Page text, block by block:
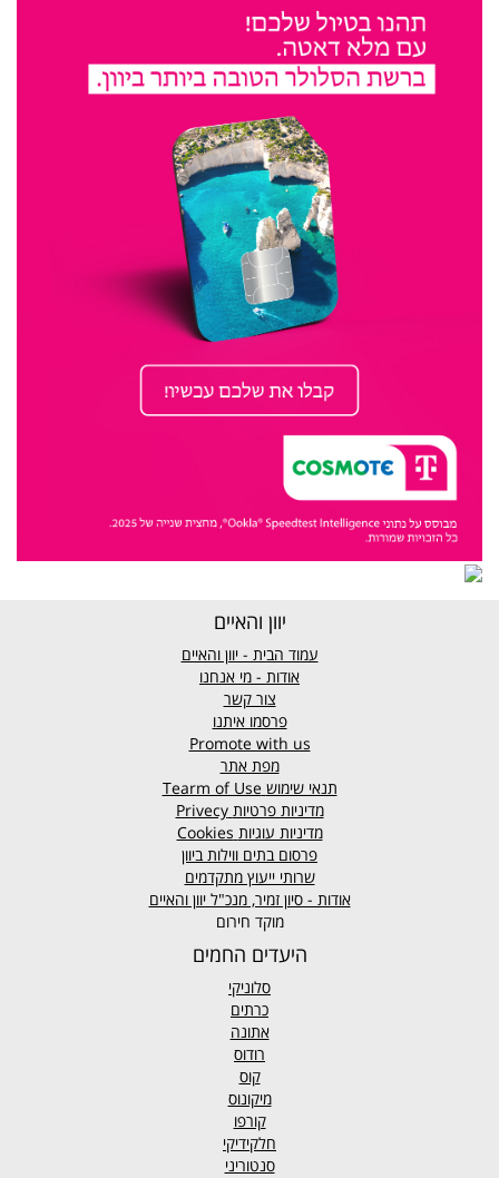
יוון והאיים
עמוד הבית - יוון והאיים
אודות - מי אנחנו
צור קשר
פרסמו איתנו
Promote with us
מפת אתר
תנאי שימוש
מדיניות פרטיות Privecy
מדיניות עוגיות Cookies
פרסום בתים ווילות ביוון
שרותי ייעוץ מתקדמים
אודות - סיון זמיר, מנכ"ל יוון והאיים
מוקד חירום
היעדים החמים
סלוניקי
כרתים
אתונה
רודוס
קוס
מיקונוס
קורפו
חלקידיקי
סנטוריני